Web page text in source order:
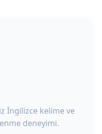
İngilizce kelime ve
deneyimi.